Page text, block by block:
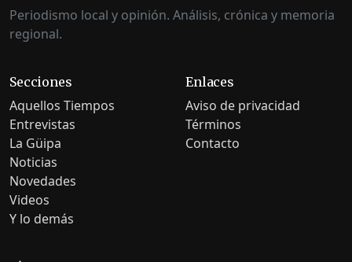
Periodismo local y opinión. Análisis, crónica y memoria
regional.
Secciones
Aquellos Tiempos
Entrevistas
La Güipa
Noticias
Novedades
Videos
Y lo demás
Enlaces
Aviso de privacidad
Términos
Contacto